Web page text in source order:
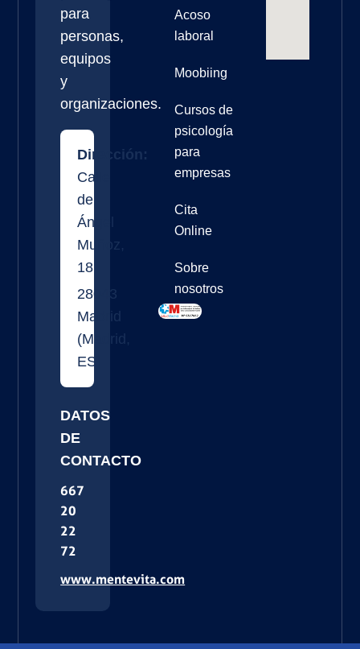
para
personas,
equipos
y
organizaciones.
Dirección:
Calle
de
Ángel
Muñoz,
18
28043
Madrid
(Madrid ,
ES
DATOS
DE
CONTACTO
667
20
22
72
www.mentevita.com
Acoso
laboral
Moobiing
Cursos de
psicología
para
empresas
Cita
Online
Sobre
nosotros